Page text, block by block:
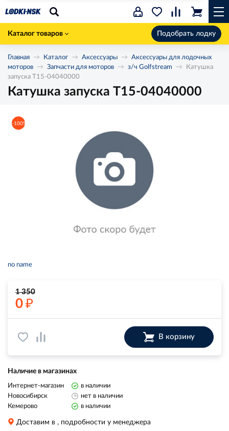
Каталог товаров Подобрать лодку
Главная Каталог Аксессуары
Аксессуары для лодочных
моторов
Запчасти для моторов з/ч Golfstream
Катушка
запуска T15-04040000
Катушка запуска T15-04040000
-100%
no name
1 350
0₽
В корзину
Наличие в магазинах
Интернет-магазин
в наличии
Новосибирск
нет в наличии
Кемерово
в наличии
Доставим в , подробности у менеджера